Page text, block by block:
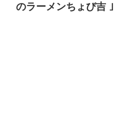
のラーメンちょび吉 ｣